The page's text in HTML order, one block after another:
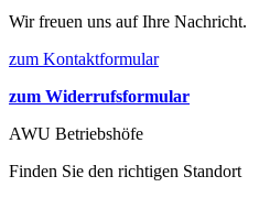
Wir freuen uns auf Ihre Nachricht.
zum Kontaktformular
zum Widerrufsformular
AWU Betriebshöfe
Finden Sie den richtigen Standort